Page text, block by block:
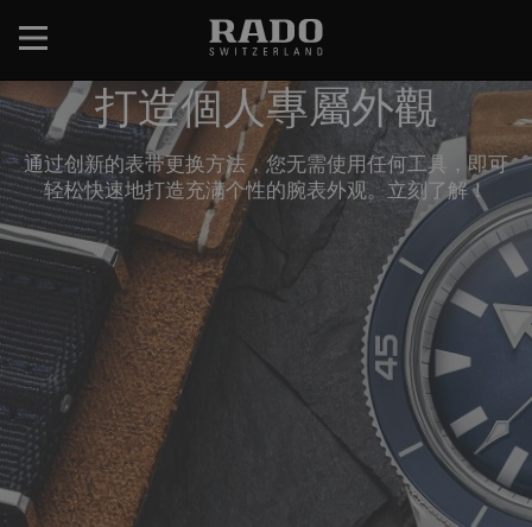
主
要
内
容
打造個人專屬外觀
通过创新的表带更换方法，您无需使用任何工具，即可
轻松快速地打造充满个性的腕表外观。立刻了解！